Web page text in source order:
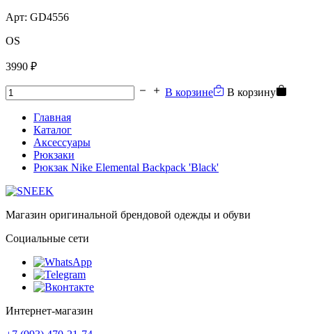
Арт: GD4556
OS
3990 ₽
В корзине В корзину
Главная
Каталог
Аксессуары
Рюкзаки
Рюкзак Nike Elemental Backpack 'Black'
Магазин оригинальной брендовой одежды и обуви
Социальные сети
Интернет-магазин